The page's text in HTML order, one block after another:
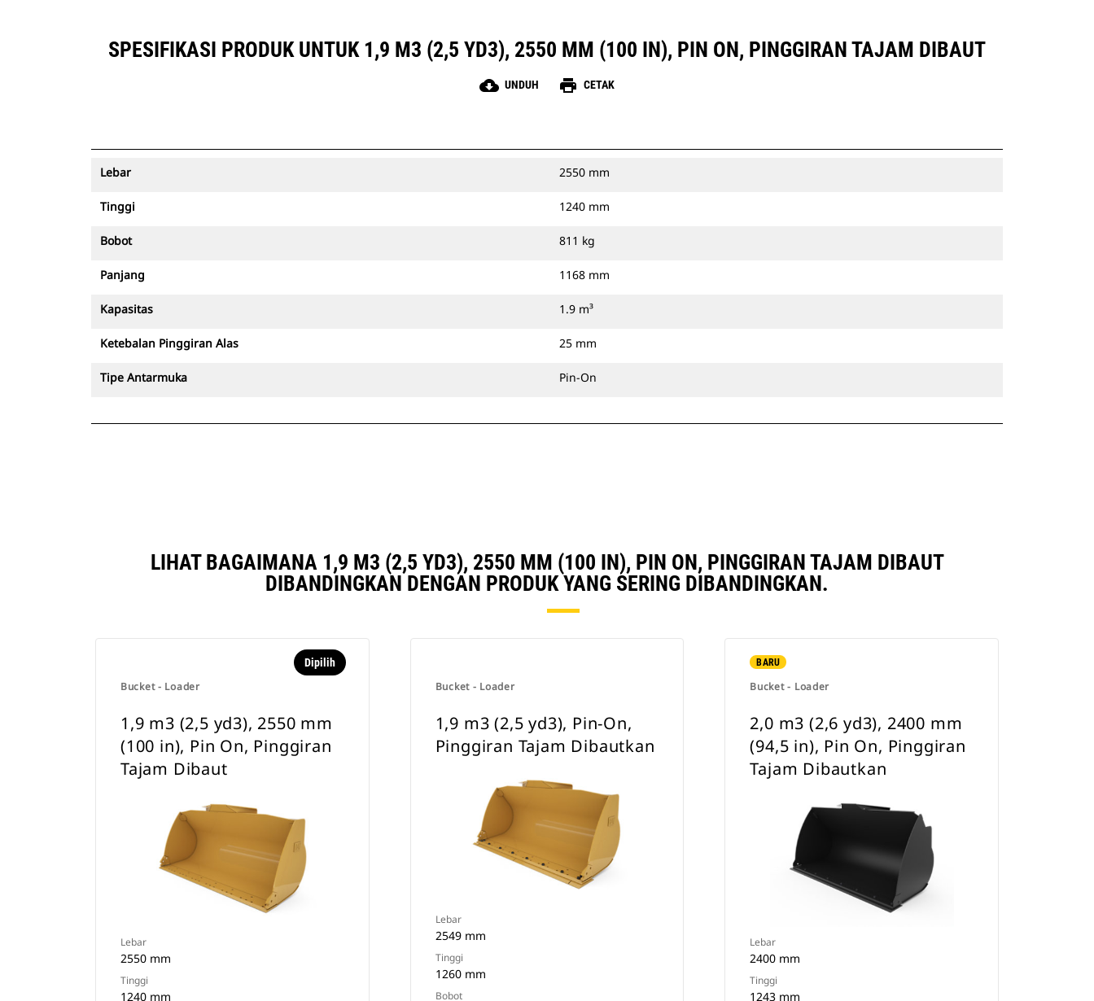
SPESIFIKASI PRODUK UNTUK 1,9 M3 (2,5 YD3), 2550 MM (100 IN), PIN ON, PINGGIRAN TAJAM DIBAUT
cloud_download UNDUH print CETAK
Lebar 2550 mm
Tinggi 1240 mm
Bobot 811 kg
Panjang 1168 mm
Kapasitas 1.9 m³
Ketebalan Pinggiran Alas 25 mm
Tipe Antarmuka Pin-On
LIHAT BAGAIMANA 1,9 M3 (2,5 YD3), 2550 MM (100 IN), PIN ON, PINGGIRAN TAJAM DIBAUT
DIBANDINGKAN DENGAN PRODUK YANG SERING DIBANDINGKAN.
Bucket - Loader
Dipilih
1,9 m3 (2,5 yd3), 2550 mm
(100 in), Pin On, Pinggiran
Tajam Dibaut
Lebar
2550 mm
Tinggi
1240 mm
Bucket - Loader
1,9 m3 (2,5 yd3), Pin-On,
Pinggiran Tajam Dibautkan
Lebar
2549 mm
Tinggi
1260 mm
Bobot
BARU
Bucket - Loader
2,0 m3 (2,6 yd3), 2400 mm
(94,5 in), Pin On, Pinggiran
Tajam Dibautkan
Lebar
2400 mm
Tinggi
1243 mm